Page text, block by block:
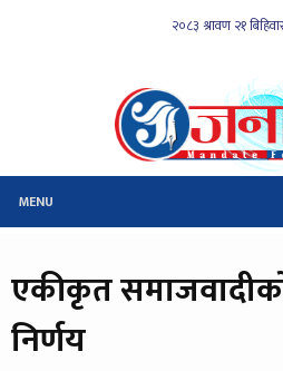
MENU
एकीकृत
निर्णय